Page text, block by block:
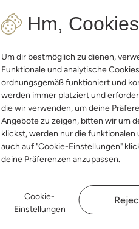
Hm,
Um dir bestmöglich zu dienen,
Funktionale und analytische
ordnungsgemäß funktioniert und
werden immer platziert und
die wir verwenden, um deine
Angebote zu zeigen, bitten wir um
klickst, werden nur die funktionalen
auch auf "Cookie-Einstellungen"
deine Präferenzen anzupassen.
Cookie-
Einstellungen
Entdecke den Look
Lieferung &